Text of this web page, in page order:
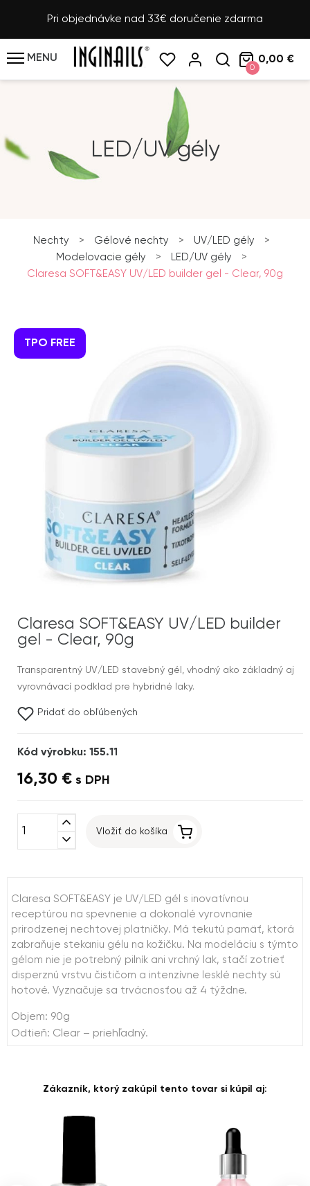
Pri objednávke nad 33€ doručenie zdarma
MENU
0
0,00 €
LED/UV gély
Nechty > Gélové nechty > UV/LED gély
>
Modelovacie gély
> LED/UV gély
>
Claresa SOFT&EASY UV/LED builder gel - Clear, 90g
TPO FREE
Claresa SOFT&EASY UV/LED builder
gel - Clear, 90g
Transparentný UV/LED stavebný gél, vhodný ako základný aj
vyrovnávací podklad pre hybridné laky.
Pridať do obľúbených
Kód výrobku: 155.11
16,30 € s DPH
expand_less
expand_more
Vložiť do košíka
Claresa SOFT&EASY je UV/LED gél s inovatívnou
receptúrou na spevnenie a dokonalé vyrovnanie
prirodzenej nechtovej platničky. Má tekutú pamäť, ktorá
zabraňuje stekaniu gélu na kožičku. Na modeláciu s týmto
gélom nie je potrebný pilník ani vrchný lak, stačí zotrieť
disperznú vrstvu čističom a intenzívne lesklé nechty sú
hotové. Vyznačuje sa trvácnosťou až 4 týždne.
Objem: 90g
Odtieň: Clear – priehľadný.
Zákazník, ktorý zakúpil tento tovar si kúpil aj: